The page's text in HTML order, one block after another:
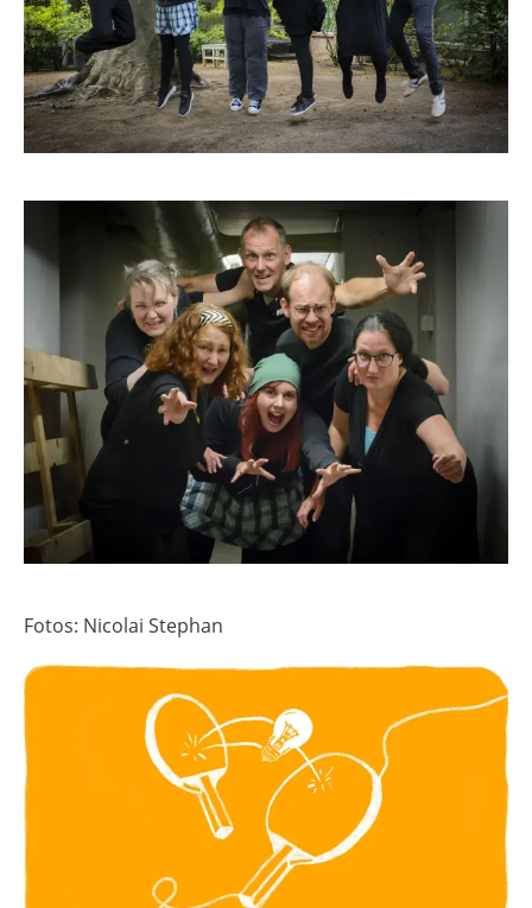
Fotos: Nicolai Stephan